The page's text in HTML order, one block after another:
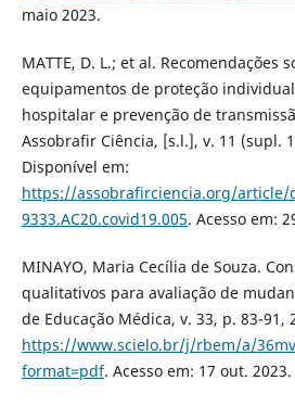
maio 2023.
MATTE, D. L.; et al. Recomendações
equipamentos de proteção
hospitalar e prevenção de
Assobrafir Ciência, [s.l.], v. 11 (supl.
Disponível em:
https://assobrafirciencia.org/article/
9333.AC20.covid19.005. Acesso em:
MINAYO, Maria Cecília de Souza.
qualitativos para avaliação de
de Educação Médica, v. 33, p. 83-91,
https://www.scielo.br/j/rbem/a/
format=pdf. Acesso em: 17 out. 2023.